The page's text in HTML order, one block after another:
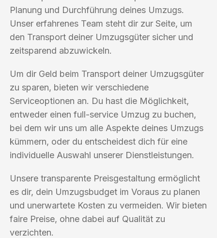
Planung und Durchführung deines Umzugs.
Unser erfahrenes Team steht dir zur Seite, um
den Transport deiner Umzugsgüter sicher und
zeitsparend abzuwickeln.
Um dir Geld beim Transport deiner Umzugsgüter
zu sparen, bieten wir verschiedene
Serviceoptionen an. Du hast die Möglichkeit,
entweder einen full-service Umzug zu buchen,
bei dem wir uns um alle Aspekte deines Umzugs
kümmern, oder du entscheidest dich für eine
individuelle Auswahl unserer Dienstleistungen.
Unsere transparente Preisgestaltung ermöglicht
es dir, dein Umzugsbudget im Voraus zu planen
und unerwartete Kosten zu vermeiden. Wir bieten
faire Preise, ohne dabei auf Qualität zu
verzichten.